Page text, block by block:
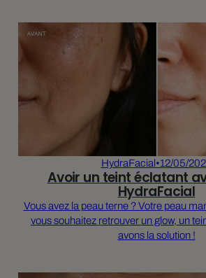
HydraFacial •12/05/
Avoir un teint éclatant
HydraFacial
Vous avez la peau terne ? Votre peau
vous souhaitez retrouver un glow, un
avons la solution !